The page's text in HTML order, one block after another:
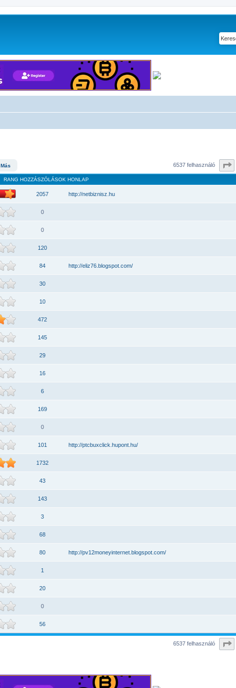
Más 6537 felhasználó
RANG HOZZÁSZÓLÁSOK HONLAP
2057 http://netbiznisz.hu
0
0
120
84 http://eliz76.blogspot.com/
30
10
472
145
29
16
6
169
0
101 http://ptcbuxclick.hupont.hu/
1732
43
143
3
68
80 http://pv12moneyinternet.blogspot.com/
1
20
0
56
6537 felhasználó